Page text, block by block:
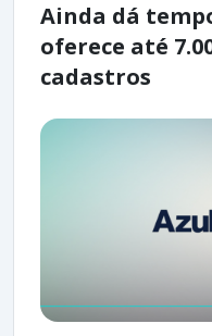
Ainda dá
oferece até
cadastros